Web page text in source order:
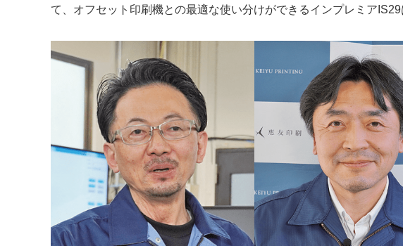
て、オフセット印刷機との最適な使い分けができるインプレミアIS29